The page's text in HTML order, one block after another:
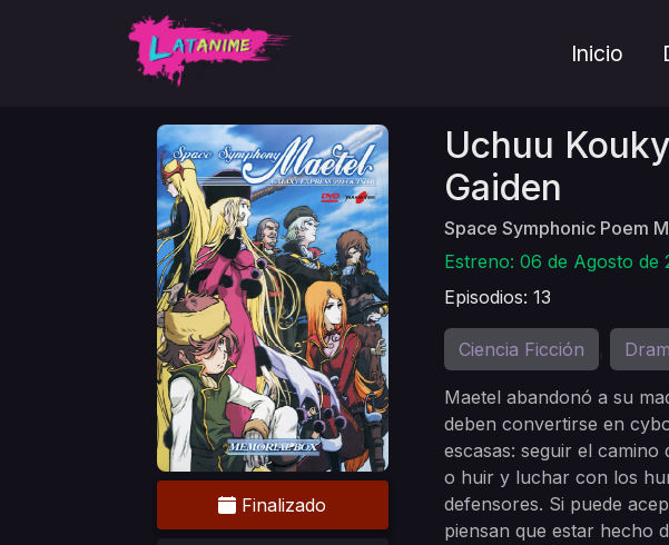
Inicio
Finalizado
Uchuu
Gaiden
Space Symphonic Poem
Estreno: 06 de Agosto de
Episodios: 13
Ciencia Ficción
Maetel abandonó a su
deben convertirse en
escasas: seguir el
o huir y luchar con los
defensores. Si puede
piensan que estar hecho